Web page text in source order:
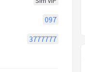
097
3777777